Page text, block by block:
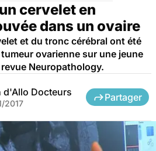
cervelet en
dans un ovaire
et du tronc cérébral ont été
ovarienne sur une jeune
Neuropathology.
d'Allo Docteurs
2017
Partager